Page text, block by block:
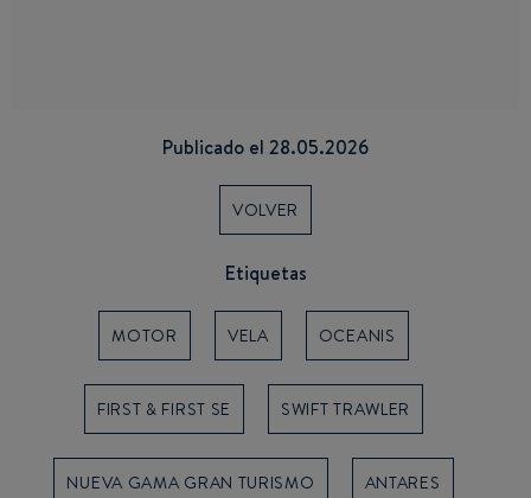
Publicado el 28.05.2026
VOLVER
Etiquetas
MOTOR VELA OCEANIS
FIRST & FIRST SE SWIFT TRAWLER
NUEVA GAMA GRAN TURISMO ANTARES